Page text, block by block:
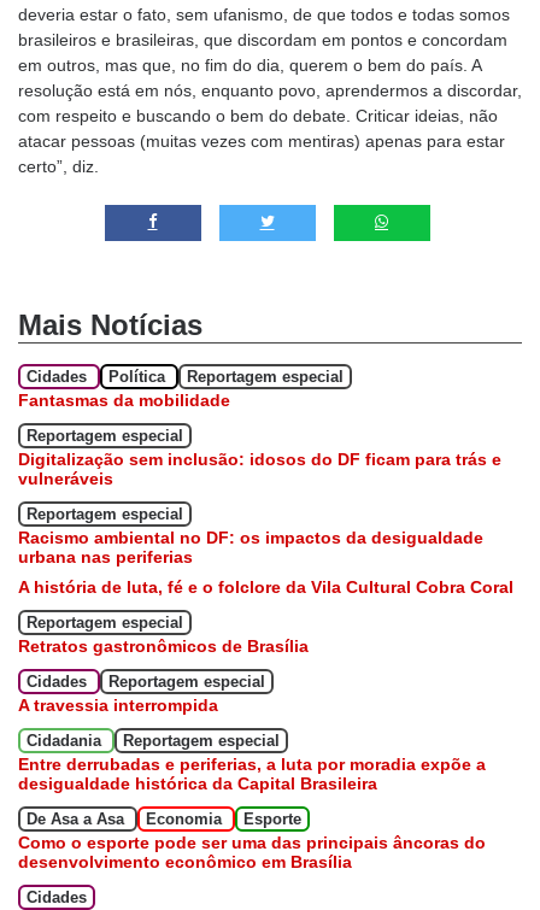
deveria estar o fato, sem ufanismo, de que todos e todas somos
brasileiros e brasileiras, que discordam em pontos e concordam
em outros, mas que, no fim do dia, querem o bem do país. A
resolução está em nós, enquanto povo, aprendermos a discordar,
com respeito e buscando o bem do debate. Criticar ideias, não
atacar pessoas (muitas vezes com mentiras) apenas para estar
certo”, diz.
Mais Notícias
Cidades Política Reportagem especial
Fantasmas da mobilidade
Reportagem especial
Digitalização sem inclusão: idosos do DF ficam para trás e
vulneráveis
Reportagem especial
Racismo ambiental no DF: os impactos da desigualdade
urbana nas periferias
A história de luta, fé e o folclore da Vila Cultural Cobra Coral
Reportagem especial
Retratos gastronômicos de Brasília
Cidades Reportagem especial
A travessia interrompida
Cidadania Reportagem especial
Entre derrubadas e periferias, a luta por moradia expõe a
desigualdade histórica da Capital Brasileira
De Asa a Asa Economia Esporte
Como o esporte pode ser uma das principais âncoras do
desenvolvimento econômico em Brasília
Cidades